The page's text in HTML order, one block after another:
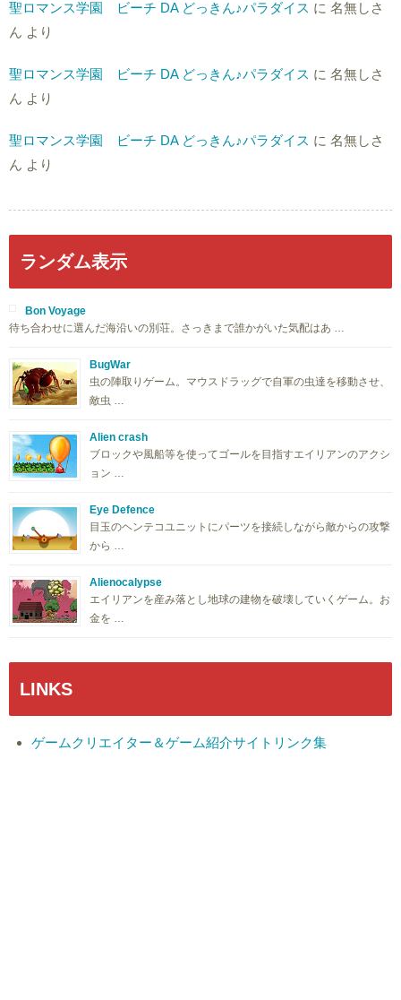
聖ロマンス学園 ビーチ DA どっきん♪パラダイス に 名無しさ
ん より
聖ロマンス学園 ビーチ DA どっきん♪パラダイス に 名無しさ
ん より
聖ロマンス学園 ビーチ DA どっきん♪パラダイス に 名無しさ
ん より
ランダム表示
Bon Voyage
待ち合わせに選んだ海沿いの別荘。さっきまで誰かがいた気配はあ …
BugWar
虫の陣取りゲーム。マウスドラッグで自軍の虫達を移動させ、
敵虫 …
Alien crash
ブロックや風船等を使ってゴールを目指すエイリアンのアクシ
ョン …
Eye Defence
目玉のヘンテコユニットにパーツを接続しながら敵からの攻撃
から …
Alienocalypse
エイリアンを産み落とし地球の建物を破壊していくゲーム。お
金を …
LINKS
ゲームクリエイター＆ゲーム紹介サイトリンク集